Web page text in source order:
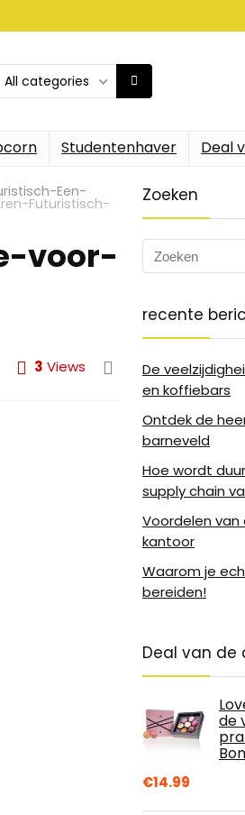
All categories
Studentenhaver Deal
Een-
Futuristisch-
voor-
3 Views
Zoeken
recente
De
en koffiebars
Ontdek de
barneveld
Hoe wordt
supply chain
Voordelen
kantoor
Waarom je
bereiden!
Deal van de
de
€14.99